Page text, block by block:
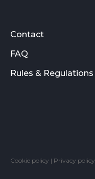
Contact
FAQ
Rules & Regulations
Cookie policy | Privacy policy